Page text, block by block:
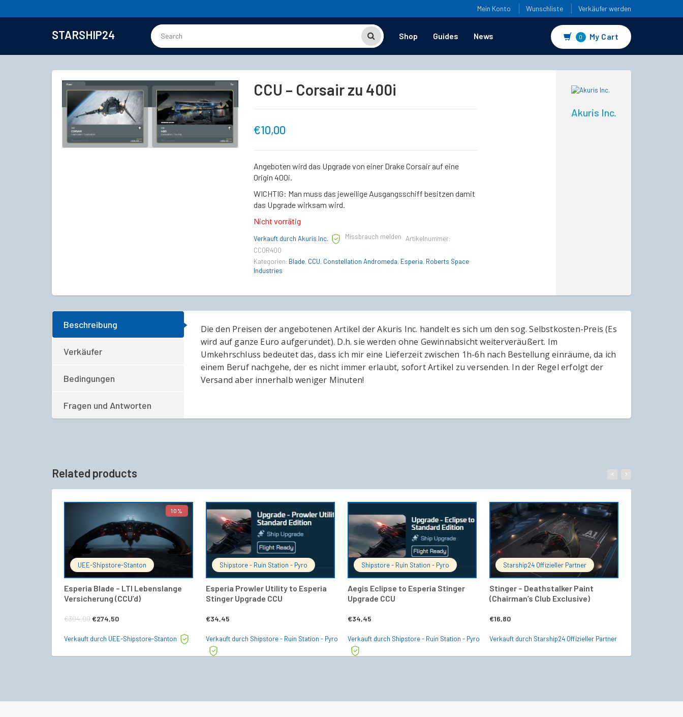
Mein Konto Wunschliste Verkäufer werden
STARSHIP24 Shop Guides News 0 My Cart
CCU – Corsair zu 400i
€10,00
Angeboten wird das Upgrade von einer Drake Corsair auf eine
Origin 400i.
WICHTIG: Man muss das jeweilige Ausgangsschiff besitzen damit
das Upgrade wirksam wird.
Nicht vorrätig
Verkauft durch Akuris Inc. Missbrauch melden
Artikelnummer:
CCOR400
Kategorien: Blade, CCU, Constellation Andromeda, Esperia, Roberts Space
Industries
Akuris Inc.
Beschreibung
Verkäufer
Bedingungen
Fragen und Antworten
Die den Preisen der angebotenen Artikel der Akuris Inc. handelt es sich um den sog. Selbstkosten-Preis (Es
wird auf ganze Euro aufgerundet). D.h. sie werden ohne Gewinnabsicht weiterveräußert. Im
Umkehrschluss bedeutet das, dass ich mir eine Lieferzeit zwischen 1h-6h nach Bestellung einräume, da ich
einem Beruf nachgehe, der es nicht immer erlaubt, sofort Artikel zu versenden. In der Regel erfolgt der
Versand aber innerhalb weniger Minuten!
Related products
10%
UEE-Shipstore-Stanton
Esperia Blade – LTI Lebenslange
Versicherung (CCU’d)
€304,00Ursprünglicher
€274,50
IN DEN WARENKORB
Verkauft durch UEE-Shipstore-Stanton
Shipstore - Ruin Station - Pyro
Esperia Prowler Utility to Esperia
Stinger Upgrade CCU
€34,45
IN DEN WARENKORB
Verkauft durch Shipstore - Ruin Station - Pyro
Shipstore - Ruin Station - Pyro
Aegis Eclipse to Esperia Stinger
Upgrade CCU
€34,45
IN DEN WARENKORB
Verkauft durch Shipstore - Ruin Station - Pyro
Starship24 Offizieller Partner
Stinger – Deathstalker Paint
(Chairman’s Club Exclusive)
€16,80
IN DEN WARENKORB
Verkauft durch Starship24 Offizieller Partner